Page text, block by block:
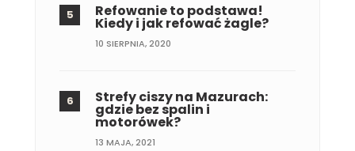
Refowanie to podstawa!
Kiedy i jak refować żagle?
10 SIERPNIA, 2020
Strefy ciszy na Mazurach:
gdzie bez spalin i
motorówek?
13 MAJA, 2021